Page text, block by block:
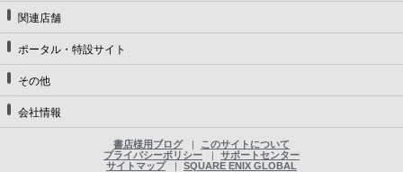
関連店舗
ポータル・特設サイト
その他
会社情報
書店様用ブログ
このサイトについて
プライバシーポリシー
サポートセンター
サイトマップ
SQUARE ENIX GLOBAL